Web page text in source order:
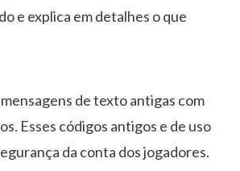
e explica em detalhes o que
de texto antigas com
Esses códigos antigos e de uso
da conta dos jogadores.